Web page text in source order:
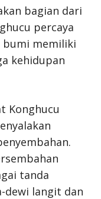
bagian dari
percaya
bumi memiliki
kehidupan
Konghucu
tanda
dewi langit dan